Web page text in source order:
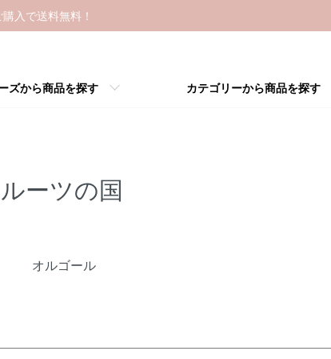
入で送料無料！
ズから商品を探す カテゴリーから商品を探す
ーツの国
オルゴール